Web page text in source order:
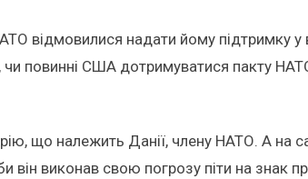
відмовилися надати йому підтримку у
повинні США дотримуватися пакту
що належить Данії, члену НАТО. А на
виконав свою погрозу піти на знак